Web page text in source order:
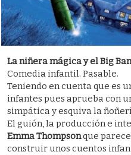
La niñera mágica y el Big
Comedia infantil. Pasable.
Teniendo en cuenta que es
infantes pues aprueba con
simpática y esquiva la
El guión, la producción e
Emma Thompsonque
construir unos cuentos